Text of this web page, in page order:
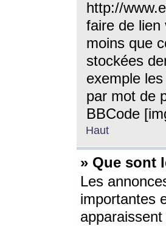
http://
faire de lien
moins que
stockées
exemple
par mot de
BBCode
Haut
» Que sont
Les
importantes